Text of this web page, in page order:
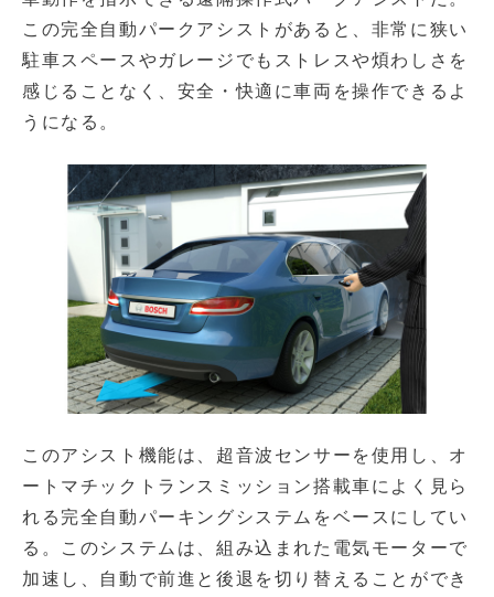
この完全自動パークアシストがあると、非常に狭い
駐車スペースやガレージでもストレスや煩わしさを
感じることなく、安全・快適に車両を操作できるよ
うになる。
このアシスト機能は、超音波センサーを使用し、オ
ートマチックトランスミッション搭載車によく見ら
れる完全自動パーキングシステムをベースにしてい
る。このシステムは、組み込まれた電気モーターで
加速し、自動で前進と後退を切り替えることができ